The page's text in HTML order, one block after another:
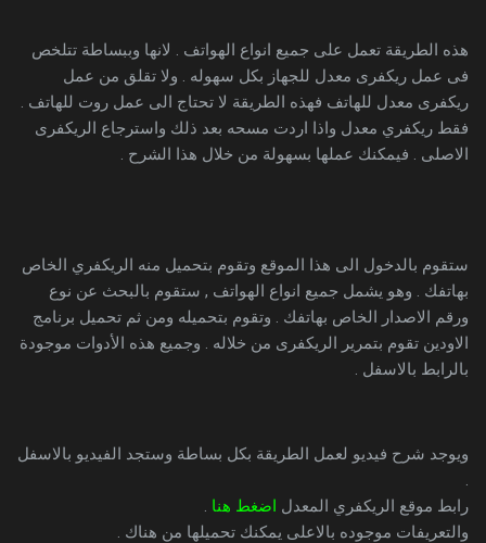
هذه الطريقة تعمل على جميع انواع الهواتف . لانها وببساطة تتلخص
فى عمل ريكفرى معدل للجهاز بكل سهوله . ولا تقلق من عمل
ريكفرى معدل للهاتف فهذه الطريقة لا تحتاج الى عمل روت للهاتف .
فقط ريكفري معدل واذا اردت مسحه بعد ذلك واسترجاع الريكفرى
الاصلى . فيمكنك عملها بسهولة من خلال هذا الشرح .
ستقوم بالدخول الى هذا الموقع وتقوم بتحميل منه الريكفري الخاص
بهاتفك . وهو يشمل جميع انواع الهواتف , ستقوم بالبحث عن نوع
ورقم الاصدار الخاص بهاتفك . وتقوم بتحميله ومن ثم تحميل برنامج
الاودين تقوم بتمرير الريكفرى من خلاله . وجميع هذه الأدوات موجودة
بالرابط بالاسفل .
ويوجد شرح فيديو لعمل الطريقة بكل بساطة وستجد الفيديو بالاسفل
رابط موقع الريكفري المعدلاضغط هنا.
والتعريفات موجوده بالاعلى يمكنك تحميلها من هناك .